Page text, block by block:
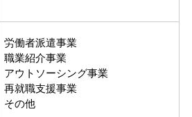
労働者派遣事業
職業紹介事業
アウトソーシング事業
再就職支援事業
その他